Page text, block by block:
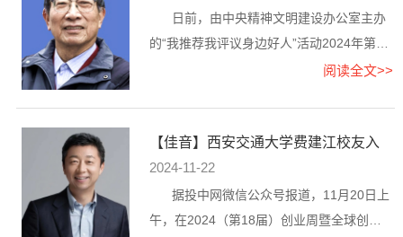
秀本科生毕业设计指导教师”；2021年在郑
州轻工业大学第十四届青年教师课堂教学大
日前，由中央精神文明建设办公室主办
的“我推荐我评议身边好人”活动2024年第三
季度“中国好人榜”揭晓，西安交通大学校友
专业。宁波工程学院退休教师。2015年，6
9岁的忻元华远赴江西上饶山区进行科普实
验支教。十年间，他带着二十多套自制实验
教具，跋山涉水，走遍五省三十二所学校，
阅读全文>>
【佳音】西安交通大学费建江校友入
选2024年度“天使投资人TOP30”
2024-11-22
据投中网微信公众号报道，11月20日上
午，在2024（第18届）创业周暨全球创业